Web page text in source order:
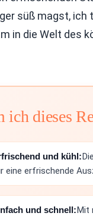
süß magst,
in die Welt des
ich dieses
und kühl:
eine erfrischende
und schnell:Mit